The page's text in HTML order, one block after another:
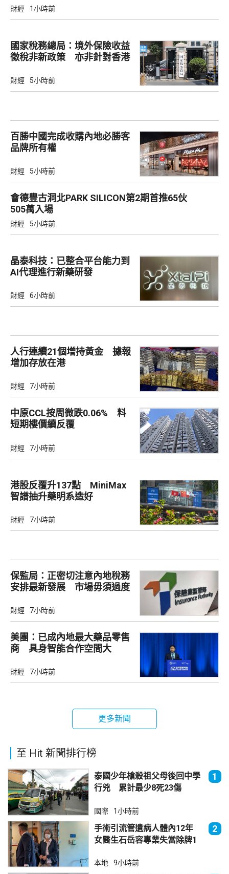
財經 1小時前
國家稅務總局：境外保險收益
徵稅非新政策 亦非針對香港
財經 5小時前
百勝中國完成收購內地必勝客
品牌所有權
財經 5小時前
會德豐古洞北PARK SILICON第2期首推65伙
505萬入場
財經 5小時前
晶泰科技：已整合平台能力到
AI代理進行新藥研發
財經 6小時前
人行連續21個增持黃金 據報
增加存放在港
財經 7小時前
中原CCL按周微跌0.06% 料
短期樓價續反覆
財經 7小時前
港股反覆升137點 MiniMax
智譜抽升藥明系造好
財經 7小時前
保監局：正密切注意內地稅務
安排最新發展 市場毋須過度
財經 7小時前
美團：已成內地最大藥品零售
商 具身智能合作空間大
財經 7小時前
更多新聞
至 Hit 新聞排行榜
泰國少年槍殺祖父母後回中學
行兇 累計最少8死23傷
1
國際 1小時前
手術引流管遺病人體內12年
女醫生石岳容專業失當除牌1
2
本地 9小時前